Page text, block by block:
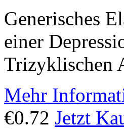
Generisches
einer
Trizyklischen
Mehr
€0.72 Jetzt